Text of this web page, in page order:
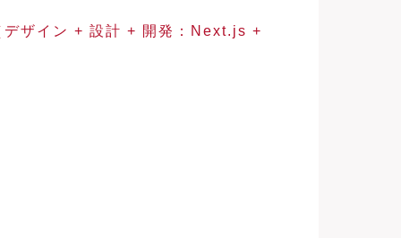
デザイン + 設計 + 開発：Next.js +